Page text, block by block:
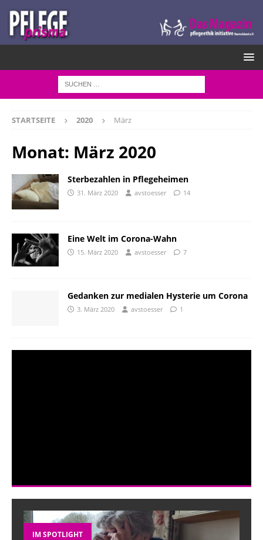
STARTSEITE 2020 März
Monat: März 2020
Sterbezahlen in Pflegeheimen
31. März 2020 avstoesser 14
Eine Welt im Corona-Wahn
15. März 2020 avstoesser 7
Gedanken zur medialen Hysterie um Corona
3. März 2020 avstoesser 1
IM SPOTLIGHT